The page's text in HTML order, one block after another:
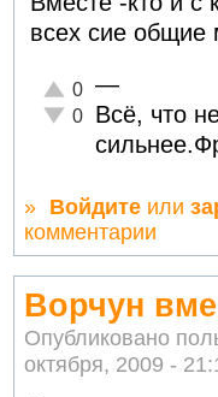
всех сие общие
Отлично!
0
Неадекватно!
0
—
Всё, что
» Войдите или
комментарии
Ворчун
Опубликовано
октября, 2009 -